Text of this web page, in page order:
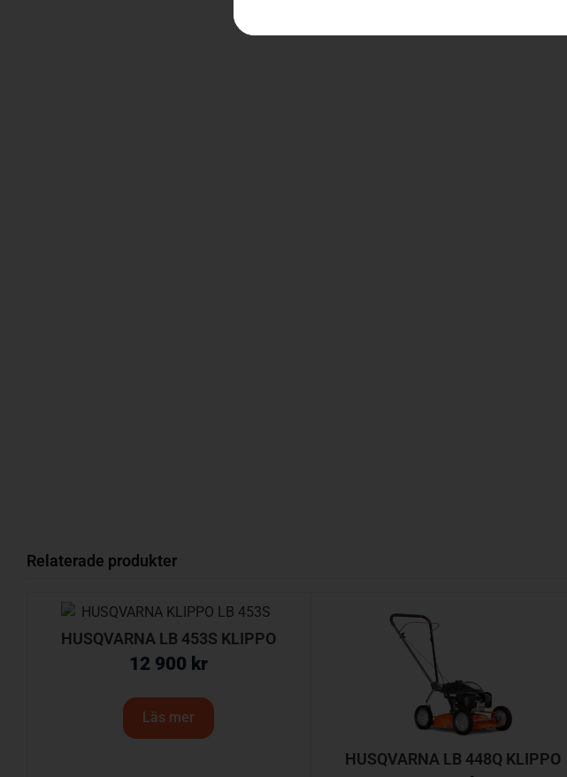
Relaterade produkter
HUSQVARNA LB 453S KLIPPO
12 900 kr
Läs mer
HUSQVARNA LB 448Q KLIPPO